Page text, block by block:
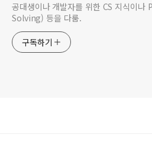
공대생이나 개발자를 위한 CS 지식이
Solving) 등을 다룸.
구독하기